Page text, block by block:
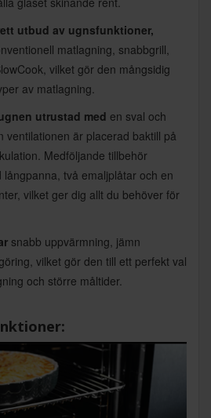
utbud av ugnsfunktioner,
matlagning, snabbgrill,
vilket gör den mångsidig
av matlagning.
utrustad med en sval och
ventilationen är placerad baktill på
Medföljande tillbehör
två emaljplåtar och en
vilket ger dig allt du behöver för
snabb uppvärmning, jämn
vilket gör den till ett perfekt val
och större måltider.